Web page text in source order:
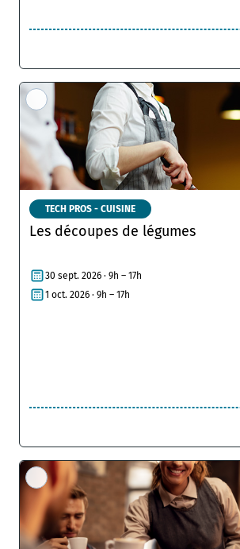
TECH PROS - CUISINE
Les découpes de légumes
30 sept. 2026 · 9h – 17h
1 oct. 2026 · 9h – 17h